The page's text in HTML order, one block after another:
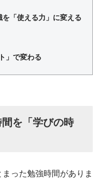
を「使える力」に変える
」で変わる
間を「学びの時
った勉強時間がありま